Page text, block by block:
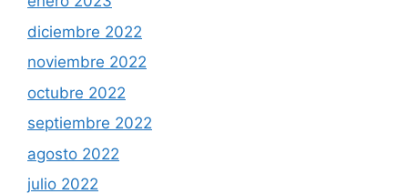
diciembre 2022
noviembre 2022
octubre 2022
septiembre 2022
agosto 2022
julio 2022